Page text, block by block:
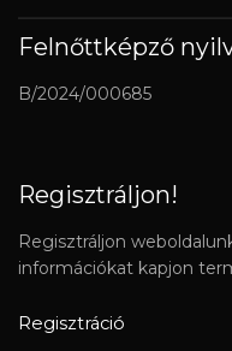
Felnőttképző
B/2024/000685
Regisztráljon!
Regisztráljon
információkat kapjon
Regisztráció